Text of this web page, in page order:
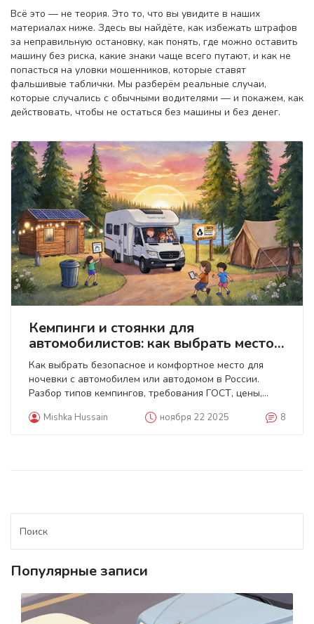
Всё это — не теория. Это то, что вы увидите в наших
материалах ниже. Здесь вы найдёте, как избежать штрафов
за неправильную остановку, как понять, где можно оставить
машину без риска, какие знаки чаще всего путают, и как не
попасться на уловки мошенников, которые ставят
фальшивые таблички. Мы разберём реальные случаи,
которые случались с обычными водителями — и покажем, как
действовать, чтобы не остаться без машины и без денег.
Кемпинги и стоянки для
автомобилистов: как выбрать место
для отдыха на природе
Как выбрать безопасное и комфортное место для
ночевки с автомобилем или автодомом в России.
Разбор типов кемпингов, требования ГОСТ, цены,
Mishka Hussain ноября 22 2025 8
Популярные записи